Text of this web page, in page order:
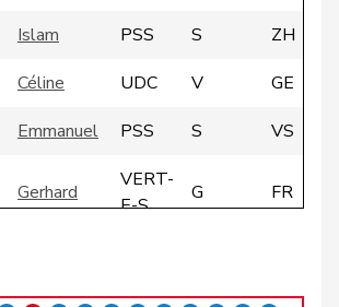
Islam PSS S
ZH
Céline UDC V
GE
Emmanuel PSS S VS
Gerhard
VERT-
E-S
G FR